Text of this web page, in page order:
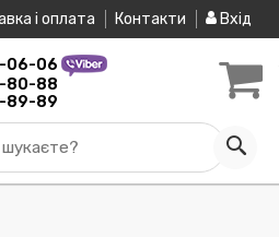
і оплата Контакти Вхід
06-06
80-88
89-89